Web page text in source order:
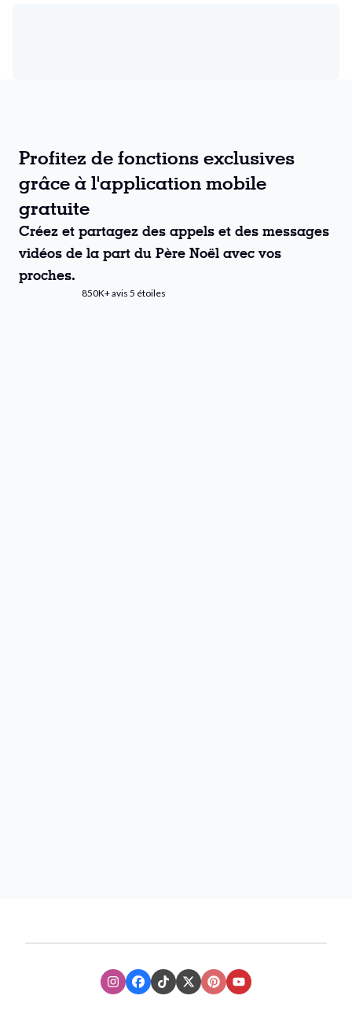
Profitez de fonctions exclusives
grâce à l'application mobile
gratuite
Créez et partagez des appels et des messages
vidéos de la part du Père Noël avec vos
proches.
850K+ avis 5 étoiles
InstagramFacebook
TikTokXTwitter
PinterestYoutube